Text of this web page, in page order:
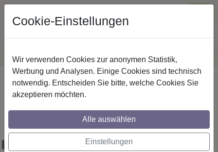
Günstige Versandkosteninnerhalb Österreichs· Sichere Zahlung
Startseite Gardinenstangen Metall / Holz
Gardinenstangen aus Metall / Holz in 20
mm Ø, 1-läufig, Modell TALENA - Feta
Edelstahl-Optik / Nussbaum lackiert
Cookie-Einstellungen
Wir verwenden Cookies zur anonymen Statistik,
Werbung und Analysen. Einige Cookies sind technisch
notwendig. Entscheiden Sie bitte, welche Cookies Sie
akzeptieren möchten.
Alle auswählen
Einstellungen